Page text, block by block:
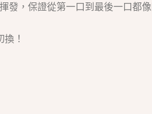
發，保證從第一口到最後一口都
！